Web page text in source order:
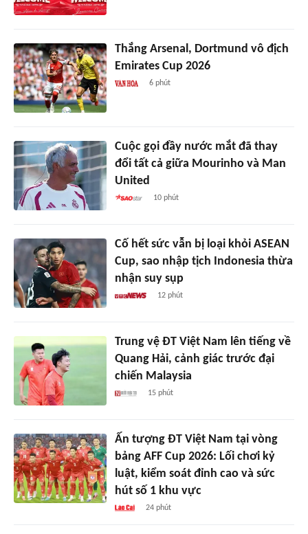
Thắng Arsenal, Dortmund vô địch
Emirates Cup 2026
6 phút
Cuộc gọi đầy nước mắt đã thay
đổi tất cả giữa Mourinho và Man
United
10 phút
Cố hết sức vẫn bị loại khỏi ASEAN
Cup, sao nhập tịch Indonesia thừa
nhận suy sụp
12 phút
Trung vệ ĐT Việt Nam lên tiếng về
Quang Hải, cảnh giác trước đại
chiến Malaysia
15 phút
Ấn tượng ĐT Việt Nam tại vòng
bảng AFF Cup 2026: Lối chơi kỷ
luật, kiểm soát đỉnh cao và sức
hút số 1 khu vực
24 phút